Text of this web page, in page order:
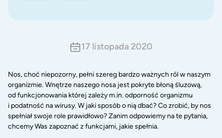
17 listopada 2020
Nos, choć niepozorny, pełni szereg bardzo ważnych ról w naszym
organizmie. Wnętrze naszego nosa jest pokryte błoną śluzową,
od funkcjonowania której zależy m.in. odporność organizmu
i podatność na wirusy. W jaki sposób o nią dbać? Co zrobić, by nos
spełniał swoje role prawidłowo? Zanim odpowiemy na te pytania,
chcemy Was zapoznać z funkcjami, jakie spełnia.